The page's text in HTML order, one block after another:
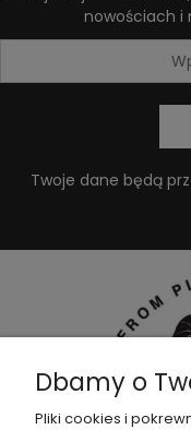
nowościach i
Twoje dane będą
Dbamy o
Pliki cookies i